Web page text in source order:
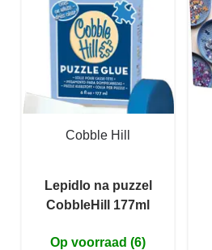
Cobble Hill
Lepidlo na puzzel
CobbleHill 177ml
Op voorraad (6)